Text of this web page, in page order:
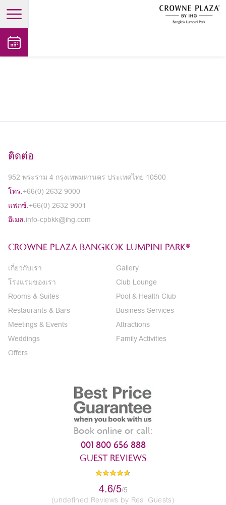
open main menu
ติดต่อ
952 พระราม 4 กรุงเทพมหานคร ประเทศไทย 10500
โทร. +66(0) 2632 9000
แฟกซ์. +66(0) 2632 9001
อีเมล. info-cpbkk@ihg.com
CROWNE PLAZA BANGKOK LUMPINI PARK®
เกี่ยวกับเรา
โรงแรมของเรา
Rooms & Suites
Restaurants & Bars
Meetings & Events
Weddings
Offers
Gallery
Club Lounge
Pool & Health Club
Business Services
Attractions
Family Activities
Book online or call:
001 800 656 888
GUEST REVIEWS
4.6/5/5
(undefined Reviews by Real Guests)